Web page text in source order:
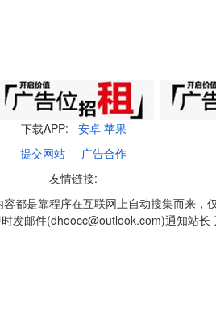
下载APP: 安卓 苹果
提交网站
广告合作
友情链接:
都是靠程序在互联网上自动搜集而来，
发邮件(dhoocc@outlook.com)通知站长